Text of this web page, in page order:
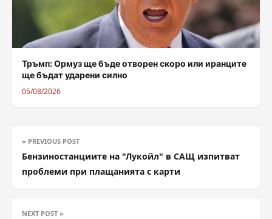
Тръмп: Ормуз ще бъде отворен скоро или иранците
ще бъдат ударени силно
05/08/2026
« PREVIOUS POST
Бензиностанциите на "Лукойл" в САЩ изпитват
проблеми при плащанията с карти
NEXT POST »